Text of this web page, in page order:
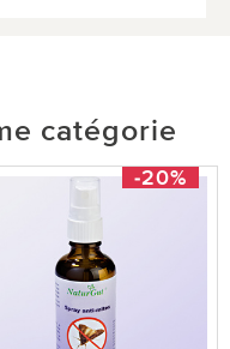
catégorie
-20%